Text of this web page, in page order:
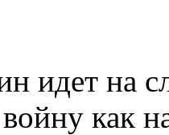
идет на
как